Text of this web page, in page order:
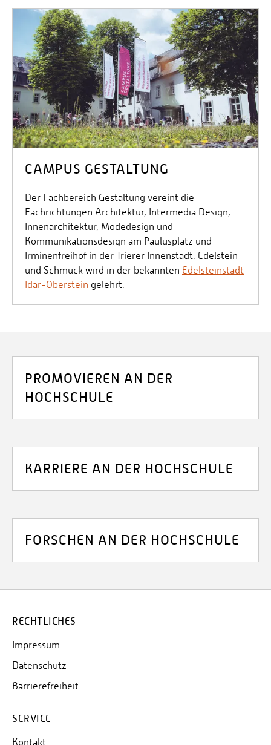
CAMPUS GESTALTUNG
Der Fachbereich Gestaltung vereint die
Fachrichtungen Architektur, Intermedia Design,
Innenarchitektur, Modedesign und
Kommunikationsdesign am Paulusplatz und
Irminenfreihof in der Trierer Innenstadt. Edelstein
und Schmuck wird in der bekannten Edelsteinstadt
Idar-Oberstein gelehrt.
PROMOVIEREN AN DER
HOCHSCHULE
KARRIERE AN DER HOCHSCHULE
FORSCHEN AN DER HOCHSCHULE
RECHTLICHES
Impressum
Datenschutz
Barrierefreiheit
SERVICE
Kontakt